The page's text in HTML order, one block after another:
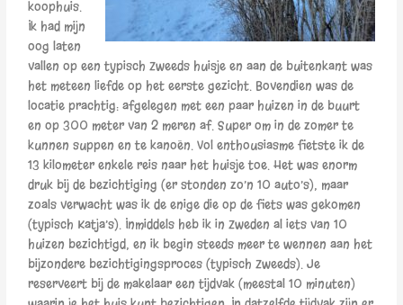
koophuis.
Ik had mijn
oog laten
vallen op een typisch Zweeds huisje en aan de buitenkant was
het meteen liefde op het eerste gezicht. Bovendien was de
locatie prachtig: afgelegen met een paar huizen in de buurt
en op 300 meter van 2 meren af. Super om in de zomer te
kunnen suppen en te kanoën. Vol enthousiasme fietste ik de
13 kilometer enkele reis naar het huisje toe. Het was enorm
druk bij de bezichtiging (er stonden zo’n 10 auto’s), maar
zoals verwacht was ik de enige die op de fiets was gekomen
(typisch Katja’s). Inmiddels heb ik in Zweden al iets van 10
huizen bezichtigd, en ik begin steeds meer te wennen aan het
bijzondere bezichtigingsproces (typisch Zweeds). Je
reserveert bij de makelaar een tijdvak (meestal 10 minuten)